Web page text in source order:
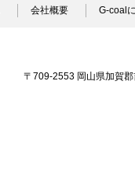
会社概要 G-coal
〒709-2553 岡山県加賀